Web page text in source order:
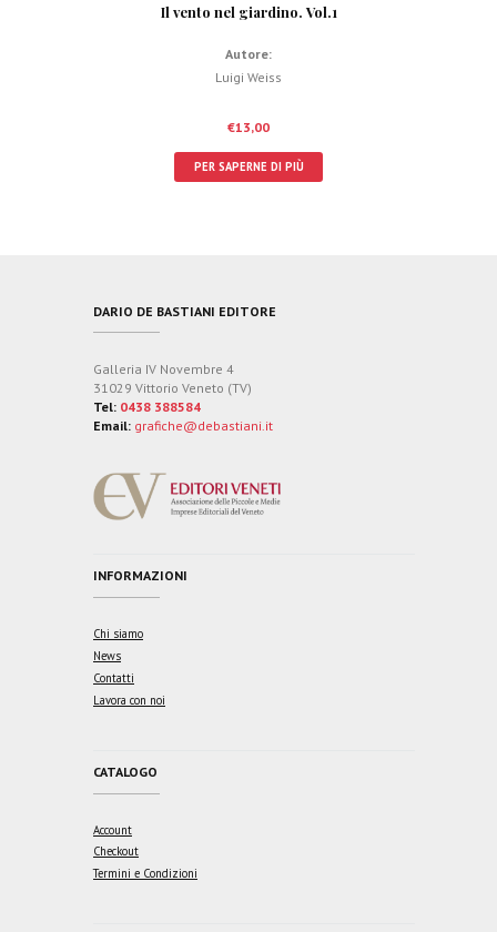
Il vento nel giardino. Vol.1
Autore:
Luigi Weiss
€13,00
PER SAPERNE DI PIÙ
DARIO DE BASTIANI EDITORE
Galleria IV Novembre 4
31029 Vittorio Veneto (TV)
Tel: 0438 388584
Email: grafiche@debastiani.it
INFORMAZIONI
Chi siamo
News
Contatti
Lavora con noi
CATALOGO
Account
Checkout
Termini e Condizioni